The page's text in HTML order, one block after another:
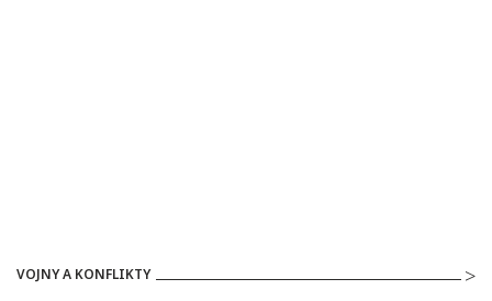
VOJNY A KONFLIKTY